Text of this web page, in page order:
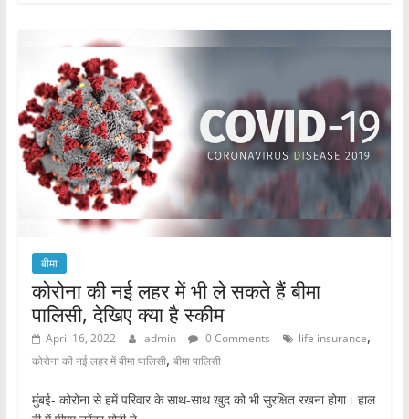
b
o
o
k
p
p
बीमा
कोरोना की नई लहर में भी ले सकते हैं बीमा
पालिसी, देखिए क्या है स्कीम
April 16, 2022 admin 0 Comments life insurance,
कोरोना की नई लहर में बीमा पालिसी, बीमा पालिसी
मुंबई- कोरोना से हमें परिवार के साथ-साथ खुद को भी सुरक्षित रखना होगा। हाल